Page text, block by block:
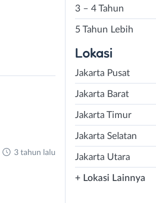
3 tahun lalu
3 – 4 Tahun
5 Tahun Lebih
Lokasi
Jakarta Pusat
Jakarta Barat
Jakarta Timur
Jakarta Selatan
Jakarta Utara
+ Lokasi Lainnya